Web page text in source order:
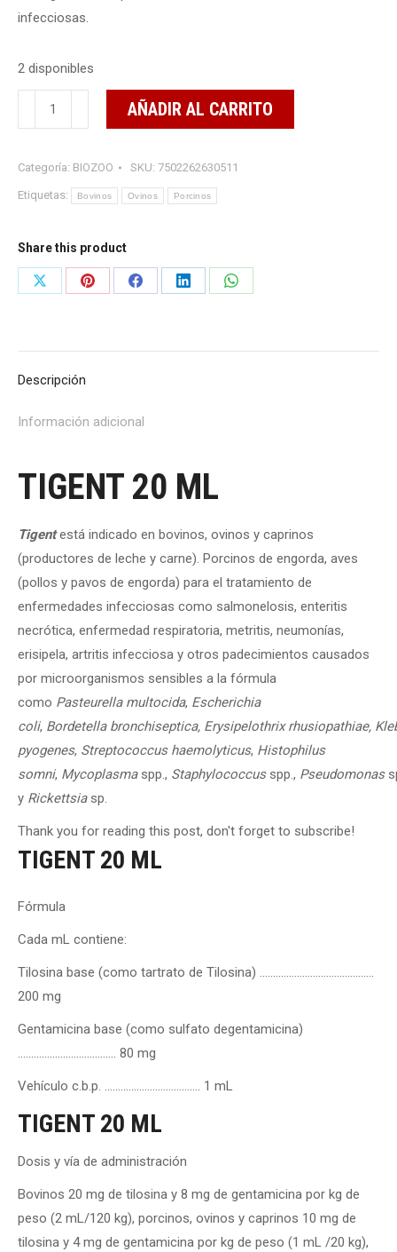
infecciosas.
2 disponibles
TIGENT
20
cantidad
AÑADIR AL CARRITO
Categoría: BIOZOO SKU: 7502262630511
Etiquetas: Bovinos Ovinos Porcinos
Share this product
Share
Share
Share
Share
Share
Descripción
Información adicional
TIGENT 20 ML
Tigentestá indicado en bovinos, ovinos y caprinos
(productores de leche y carne). Porcinos de engorda, aves
(pollos y pavos de engorda) para el tratamiento de
enfermedades infecciosas como salmonelosis, enteritis
necrótica, enfermedad respiratoria, metritis, neumonías,
erisipela, artritis infecciosa y otros padecimientos causados
por microorganismos sensibles a la fórmula
como Pasteurella multocida, Escherichia
coli, Bordetella bronchiseptica, Erysipelothrix rhusiopathiae,
pyogenes, Streptococcus haemolyticus, Histophilus
somni, Mycoplasma spp., Staphylococcusspp., Pseudomonas
y Rickettsiasp.
Thank you for reading this post, don't forget to subscribe!
TIGENT 20 ML
Fórmula
Cada mL contiene:
Tilosina base (como tartrato de Tilosina) …………………………………….
200 mg
Gentamicina base (como sulfato degentamicina)
………………………………. 80 mg
Vehículo c.b.p. ………………….….………. 1 mL
TIGENT 20 ML
Dosis y vía de administración
Bovinos 20 mg de tilosina y 8 mg de gentamicina por kg de
peso (2 mL/120 kg), porcinos, ovinos y caprinos 10 mg de
tilosina y 4 mg de gentamicina por kg de peso (1 mL /20 kg),